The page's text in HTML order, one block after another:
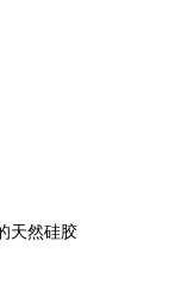
天然硅胶